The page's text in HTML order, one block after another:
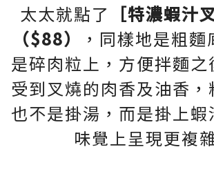
太太就點了
［特濃蝦汁
（$88）
，同樣地是粗
是碎肉粒上，方便拌麵之
受到叉燒的肉香及油香，
也不是掛湯，而是掛上蝦
味覺上呈現更複